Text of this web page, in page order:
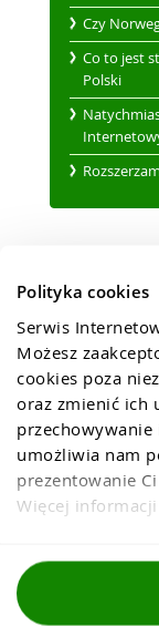
Polityka cookies
Serwis
Możesz
cookies poza
oraz zmienić ich
umożliwia nam
prezentowanie
Więcej
Czy
Co to jest
Polski